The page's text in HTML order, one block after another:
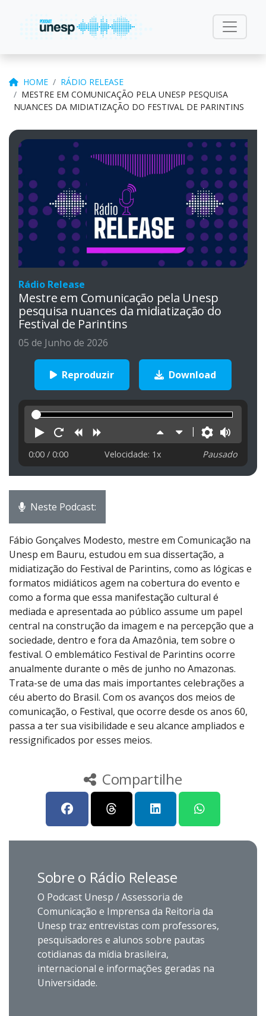
HOME
RÁDIO RELEASE
MESTRE EM COMUNICAÇÃO PELA UNESP PESQUISA
NUANCES DA MIDIATIZAÇÃO DO FESTIVAL DE PARINTINS
Rádio Release
Mestre em Comunicação pela Unesp
pesquisa nuances da midiatização do
Festival de Parintins
05 de Junho de 2026
Reproduzir Download
Reproduzir
ReiniciarRetroceder
Aumentar
velocidade
Diminuir
velocidade
0:00 / 0:00 Velocidade: 1x Pausado
Neste Podcast:
Fábio Gonçalves Modesto, mestre em Comunicação na
Unesp em Bauru, estudou em sua dissertação, a
midiatização do Festival de Parintins, como as lógicas e
formatos midiáticos agem na cobertura do evento e
como a forma que essa manifestação cultural é
mediada e apresentada ao público assume um papel
central na construção da imagem e na percepção que a
sociedade, dentro e fora da Amazônia, tem sobre o
festival. O emblemático Festival de Parintins ocorre
anualmente durante o mês de junho no Amazonas.
Trata-se de uma das mais importantes celebrações a
céu aberto do Brasil. Com os avanços dos meios de
comunicação, o Festival, que ocorre desde os anos 60,
passa a ter sua visibilidade e seu alcance ampliados e
ressignificados por esses meios.
Compartilhe
Sobre o Rádio Release
O Podcast Unesp / Assessoria de
Comunicação e Imprensa da Reitoria da
Unesp traz entrevistas com professores,
pesquisadores e alunos sobre pautas
cotidianas da mídia brasileira,
internacional e informações geradas na
Universidade.